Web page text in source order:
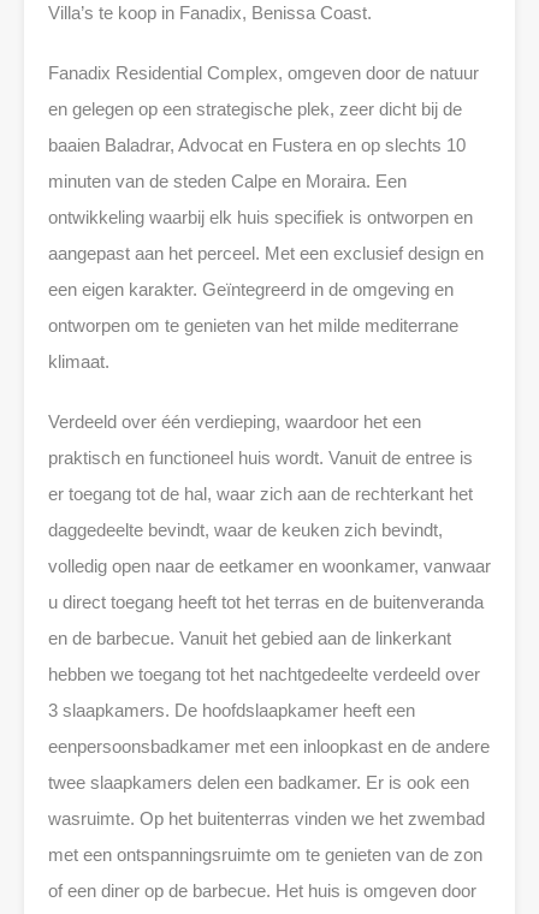
Villa’s te koop in Fanadix, Benissa Coast.
Fanadix Residential Complex, omgeven door de natuur
en gelegen op een strategische plek, zeer dicht bij de
baaien Baladrar, Advocat en Fustera en op slechts 10
minuten van de steden Calpe en Moraira. Een
ontwikkeling waarbij elk huis specifiek is ontworpen en
aangepast aan het perceel. Met een exclusief design en
een eigen karakter. Geïntegreerd in de omgeving en
ontworpen om te genieten van het milde mediterrane
klimaat.
Verdeeld over één verdieping, waardoor het een
praktisch en functioneel huis wordt. Vanuit de entree is
er toegang tot de hal, waar zich aan de rechterkant het
daggedeelte bevindt, waar de keuken zich bevindt,
volledig open naar de eetkamer en woonkamer, vanwaar
u direct toegang heeft tot het terras en de buitenveranda
en de barbecue. Vanuit het gebied aan de linkerkant
hebben we toegang tot het nachtgedeelte verdeeld over
3 slaapkamers. De hoofdslaapkamer heeft een
eenpersoonsbadkamer met een inloopkast en de andere
twee slaapkamers delen een badkamer. Er is ook een
wasruimte. Op het buitenterras vinden we het zwembad
met een ontspanningsruimte om te genieten van de zon
of een diner op de barbecue. Het huis is omgeven door